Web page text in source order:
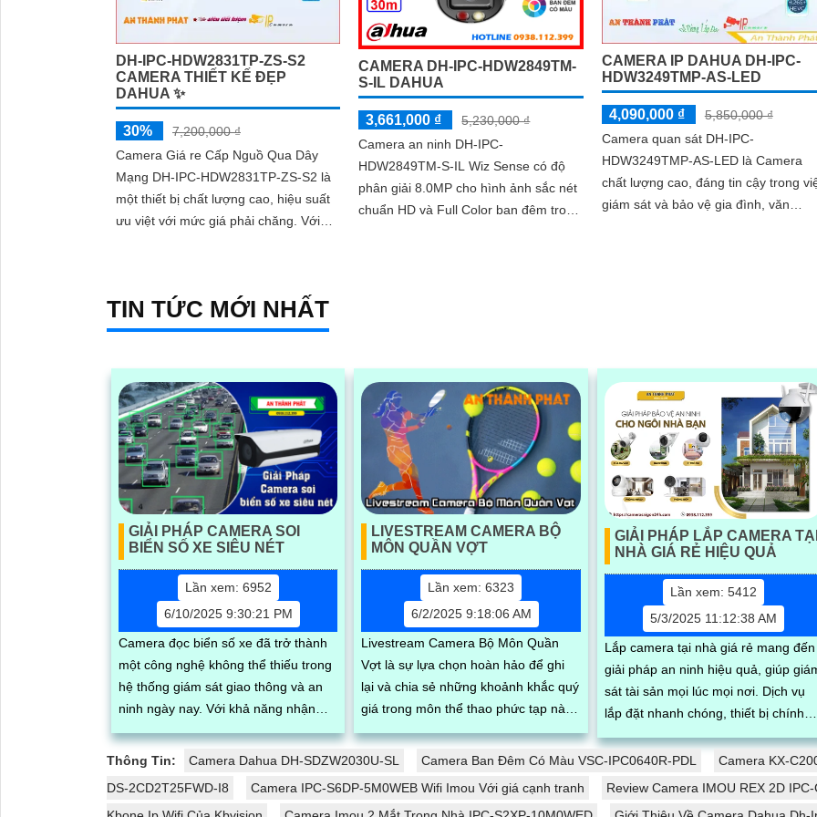
DH-IPC-HDW2831TP-ZS-S2
CAMERA THIẾT KẾ ĐẸP
DAHUA ✨
30%
7,200,000 ₫
Camera Giá re Cấp Nguồ Qua Dây
Mạng DH-IPC-HDW2831TP-ZS-S2 là
một thiết bị chất lượng cao, hiệu suất
ưu việt với mức giá phải chăng. Với
CAMERA DH-IPC-HDW2849TM-
S-IL DAHUA
3,661,000 ₫
5,230,000 ₫
Camera an ninh DH-IPC-
HDW2849TM-S-IL Wiz Sense có độ
phân giải 8.0MP cho hình ảnh sắc nét
chuẩn HD và Full Color ban đêm trong
CAMERA IP DAHUA DH-IPC-
HDW3249TMP-AS-LED
4,090,000 ₫
5,850,000 ₫
Camera quan sát DH-IPC-
HDW3249TMP-AS-LED là Camera
chất lượng cao, đáng tin cậy trong
giám sát và bảo vệ gia đình, văn
TIN TỨC MỚI NHẤT
GIẢI PHÁP CAMERA SOI
BIỂN SỐ XE SIÊU NÉT
Lần xem: 6952
6/10/2025 9:30:21 PM
Camera đọc biển số xe đã trở thành
một công nghệ không thể thiếu trong
hệ thống giám sát giao thông và an
ninh ngày nay. Với khả năng nhận
diện và xử lý thông tin biển số một
cách tự động, những camera này
quản lý phương tiện đến việc nâng
LIVESTREAM CAMERA BỘ
MÔN QUẦN VỢT
Lần xem: 6323
6/2/2025 9:18:06 AM
Livestream Camera Bộ Môn Quần
Vợt là sự lựa chọn hoàn hảo để ghi
lại và chia sẻ những khoảnh khắc quý
giá trong môn thể thao phức tạp này.
Với chất lượng hình ảnh sắc nét và
lại các trận đấu quần vợt để giữ lại
GIẢI PHÁP LẮP CAMERA
NHÀ GIÁ RẺ HIỆU QUẢ
Lần xem: 5412
5/3/2025 11:12:38 AM
Lắp camera tại nhà giá rẻ mang đến
giải pháp an ninh hiệu quả, giúp
sát tài sản mọi lúc mọi nơi. Dịch vụ
lắp đặt nhanh chóng, thiết bị chính
hãng, hình ảnh sắc nét, hỗ trợ tư
tận tình và bảo hành lâu dài
Thông Tin: Camera Dahua DH-SDZW2030U-SL Camera Ban Đêm Có Màu VSC-IPC0640R-PDL
Camera KX-
DS-2CD2T25FWD-I8
Camera IPC-S6DP-5M0WEB Wifi Imou Với giá cạnh tranh
Review Camera IMOU REX 2D